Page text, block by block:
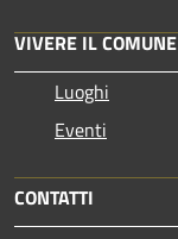
VIVERE IL COMUNE
Luoghi
Eventi
CONTATTI